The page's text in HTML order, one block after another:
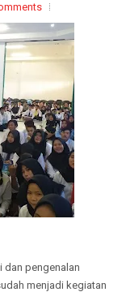
dan pengenalan
menjadi kegiatan